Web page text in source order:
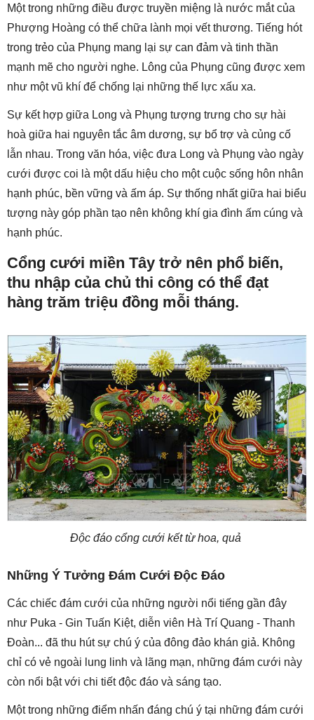
Một trong những điều được truyền miệng là nước mắt của
Phượng Hoàng có thể chữa lành mọi vết thương. Tiếng hót
trong trẻo của Phụng mang lại sự can đảm và tinh thần
mạnh mẽ cho người nghe. Lông của Phụng cũng được xem
như một vũ khí để chống lại những thế lực xấu xa.
Sự kết hợp giữa Long và Phụng tượng trưng cho sự hài
hoà giữa hai nguyên tắc âm dương, sự bổ trợ và củng cố
lẫn nhau. Trong văn hóa, việc đưa Long và Phụng vào ngày
cưới được coi là một dấu hiệu cho một cuộc sống hôn nhân
hạnh phúc, bền vững và ấm áp. Sự thống nhất giữa hai biểu
tượng này góp phần tạo nên không khí gia đình ấm cúng và
hạnh phúc.
Cổng cưới miền Tây trở nên phổ biến,
thu nhập của chủ thi công có thể đạt
hàng trăm triệu đồng mỗi tháng.
Độc đáo cổng cưới kết từ hoa, quả
Những Ý Tưởng Đám Cưới Độc Đáo
Các chiếc đám cưới của những người nổi tiếng gần đây
như Puka - Gin Tuấn Kiệt, diễn viên Hà Trí Quang - Thanh
Đoàn... đã thu hút sự chú ý của đông đảo khán giả. Không
chỉ có vẻ ngoài lung linh và lãng mạn, những đám cưới này
còn nổi bật với chi tiết độc đáo và sáng tạo.
Một trong những điểm nhấn đáng chú ý tại những đám cưới